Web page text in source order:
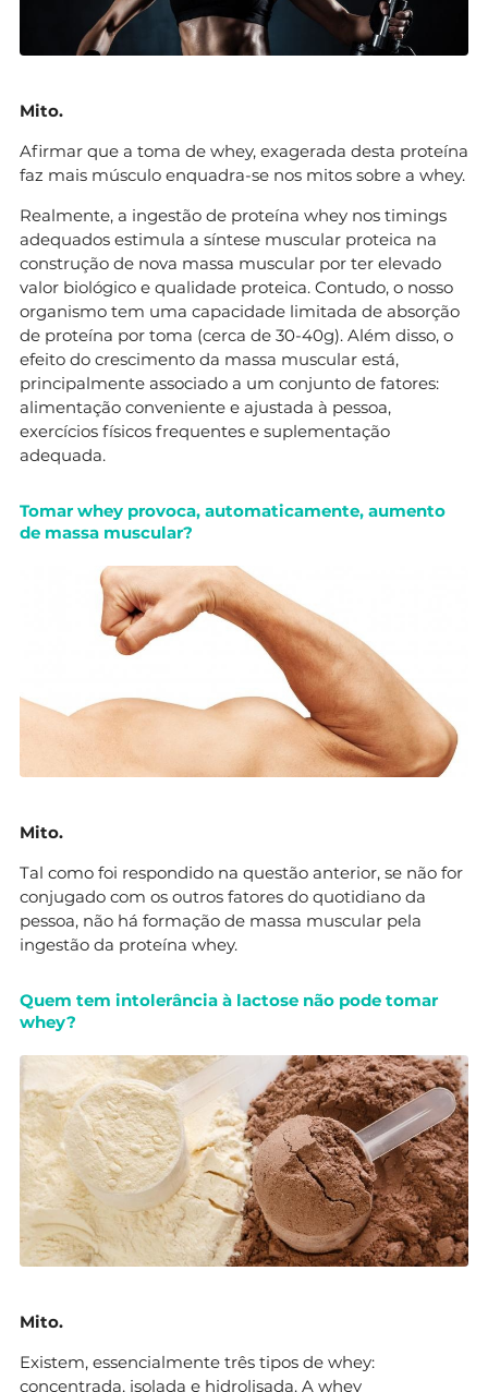
Mito.
Afirmar que a toma de whey, exagerada desta proteína
faz mais músculo enquadra-se nos mitos sobre a whey.
Realmente, a ingestão de proteína whey nos timings
adequados estimula a síntese muscular proteica na
construção de nova massa muscular por ter elevado
valor biológico e qualidade proteica. Contudo, o nosso
organismo tem uma capacidade limitada de absorção
de proteína por toma (cerca de 30-40g). Além disso, o
efeito do crescimento da massa muscular está,
principalmente associado a um conjunto de fatores:
alimentação conveniente e ajustada à pessoa,
exercícios físicos frequentes e suplementação
adequada.
Tomar whey provoca, automaticamente, aumento
de massa muscular?
Mito.
Tal como foi respondido na questão anterior, se não for
conjugado com os outros fatores do quotidiano da
pessoa, não há formação de massa muscular pela
ingestão da proteína whey.
Quem tem intolerância à lactose não pode tomar
whey?
Mito.
Existem, essencialmente três tipos de whey:
concentrada, isolada e hidrolisada. A whey